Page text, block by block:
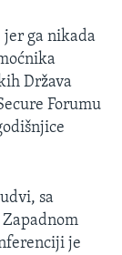
jer ga nikada
Država
Forumu
sa
je